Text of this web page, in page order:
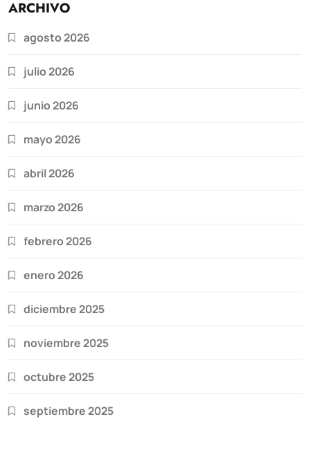
ARCHIVO
agosto 2026
julio 2026
junio 2026
mayo 2026
abril 2026
marzo 2026
febrero 2026
enero 2026
diciembre 2025
noviembre 2025
octubre 2025
septiembre 2025